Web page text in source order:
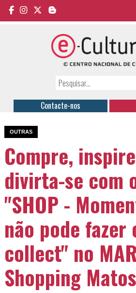
Contacte-nos
OUTRAS
Compre,
divirta-se com
"SHOP -
não pode
collect" no MAR
Shopping